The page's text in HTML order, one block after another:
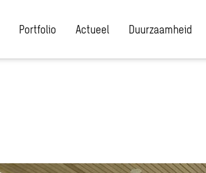
Portfolio Actueel Duurzaamheid